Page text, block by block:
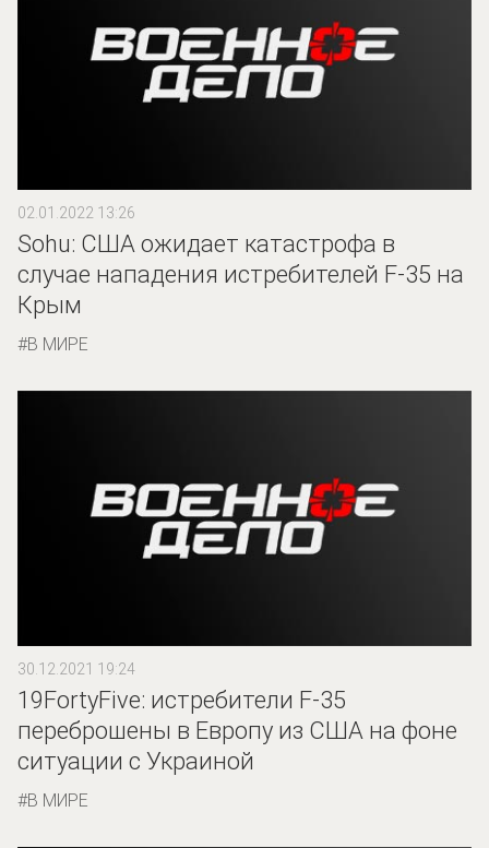
02.01.2022 13:26
Sohu: США ожидает катастрофа в
случае нападения истребителей F-35 на
Крым
В МИРЕ
30.12.2021 19:24
19FortyFive: истребители F-35
переброшены в Европу из США на фоне
ситуации с Украиной
В МИРЕ